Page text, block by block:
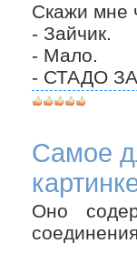
Скажи мне
- Зайчик.
- Мало.
- СТАДО
Самое
Оно